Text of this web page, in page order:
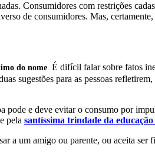
Consumidores com restrições
de consumidores. Mas,
do nome. É difícil falar sobre fatos
sugestões para as pessoas
e deve evitar o consumo por
pela santíssima trindade da
a um amigo ou parente, ou aceita